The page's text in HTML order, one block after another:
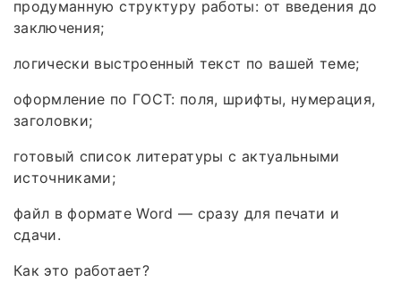
продуманную структуру работы: от введения до
заключения;
логически выстроенный текст по вашей теме;
оформление по ГОСТ: поля, шрифты, нумерация,
заголовки;
готовый список литературы с актуальными
источниками;
файл в формате Word — сразу для печати и
сдачи.
Как это работает?